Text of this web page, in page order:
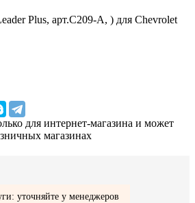
Plus, арт.C209-A, ) для Chevrolet
для интернет-магазина и может
магазинах
уточняйте у менеджеров